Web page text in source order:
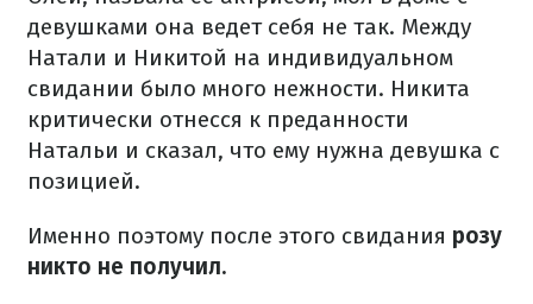
девушками она ведет себя не так. Между
Натали и Никитой на индивидуальном
свидании было много нежности. Никита
критически отнесся к преданности
Натальи и сказал, что ему нужна девушка с
позицией.
Именно поэтому после этого свидания розу
никто не получил.